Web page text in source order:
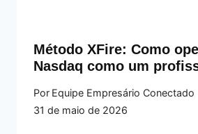
Método XFire: Como
Nasdaq como um
Por Equipe Empresário Conectado
31 de maio de 2026